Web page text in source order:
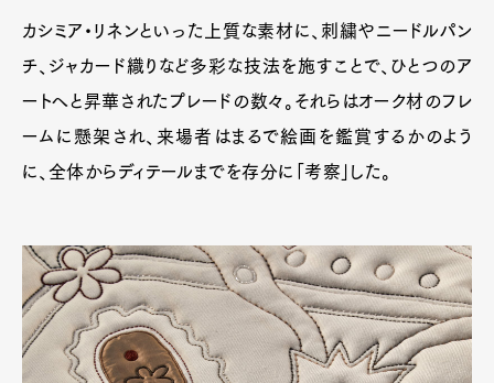
Pen Membership
Magazine
Official Columnist
About
Contact
Pen Meet
Pen international Pen tw
カシミア・リネンといった上質な素材に、刺繍やニードルパン
チ、ジャカード織りなど多彩な技法を施すことで、ひとつのア
ートへと昇華されたプレードの数々。それらはオーク材のフレ
ームに懸架され、来場者はまるで絵画を鑑賞するかのよう
に、全体からディテールまでを存分に「考察」した。